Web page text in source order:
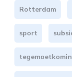
Rotterdam
sport